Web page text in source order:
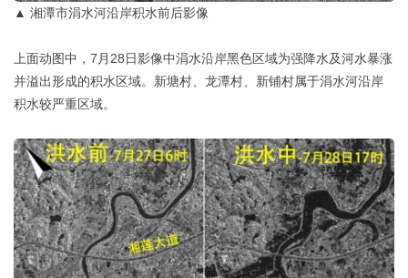
▲ 湘潭市涓水河沿岸积水前后影像
上面动图中，7月28日影像中涓水沿岸黑色区域为强降水及河水暴涨
并溢出形成的积水区域。新塘村、龙潭村、新铺村属于涓水河沿岸
积水较严重区域。